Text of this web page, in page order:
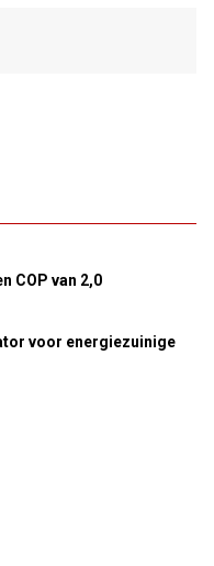
COP van 2,0
voor energiezuinige